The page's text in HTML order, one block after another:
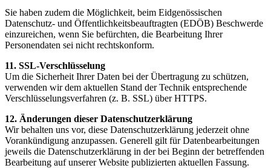
Sie haben zudem die Möglichkeit, beim Eidgenössischen
Datenschutz- und Öffentlichkeitsbeauftragten (EDÖB) Beschwerde
einzureichen, wenn Sie befürchten, die Bearbeitung Ihrer
Personendaten sei nicht rechtskonform.
11. SSL-Verschlüsselung
Um die Sicherheit Ihrer Daten bei der Übertragung zu schützen,
verwenden wir dem aktuellen Stand der Technik entsprechende
Verschlüsselungsverfahren (z. B. SSL) über HTTPS.
12. Änderungen dieser Datenschutzerklärung
Wir behalten uns vor, diese Datenschutzerklärung jederzeit ohne
Vorankündigung anzupassen. Generell gilt für Datenbearbeitungen
jeweils die Datenschutzerklärung in der bei Beginn der betreffenden
Bearbeitung auf unserer Website publizierten aktuellen Fassung.